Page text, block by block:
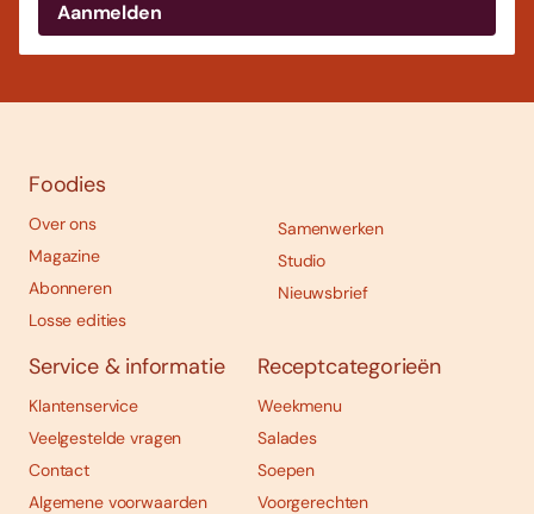
Foodies
Over ons
Magazine
Abonneren
Losse edities
Samenwerken
Studio
Nieuwsbrief
Service & informatie
Klantenservice
Veelgestelde vragen
Contact
Algemene voorwaarden
Receptcategorieën
Weekmenu
Salades
Soepen
Voorgerechten